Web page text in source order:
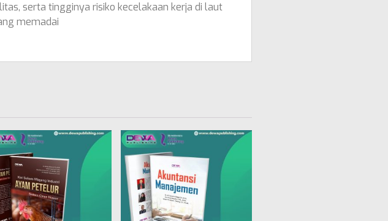
serta tingginya risiko kecelakaan kerja di laut
memadai